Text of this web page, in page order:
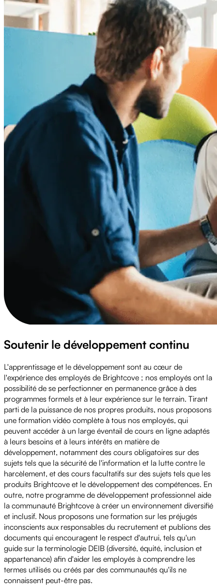
Soutenir le développement continu
L'apprentissage et le développement sont au cœur de
l'expérience des employés de Brightcove ; nos employés ont la
possibilité de se perfectionner en permanence grâce à des
programmes formels et à leur expérience sur le terrain. Tirant
parti de la puissance de nos propres produits, nous proposons
une formation vidéo complète à tous nos employés, qui
peuvent accéder à un large éventail de cours en ligne adaptés
à leurs besoins et à leurs intérêts en matière de
développement, notamment des cours obligatoires sur des
sujets tels que la sécurité de l'information et la lutte contre le
harcèlement, et des cours facultatifs sur des sujets tels que les
produits Brightcove et le développement des compétences. En
outre, notre programme de développement professionnel aide
la communauté Brightcove à créer un environnement diversifié
et inclusif. Nous proposons une formation sur les préjugés
inconscients aux responsables du recrutement et publions des
documents qui encouragent le respect d'autrui, tels qu'un
guide sur la terminologie DEIB (diversité, équité, inclusion et
appartenance) afin d'aider les employés à comprendre les
termes utilisés ou créés par des communautés qu'ils ne
connaissent peut-être pas.